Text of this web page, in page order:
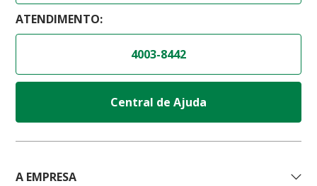
ATENDIMENTO:
4003-8442
Central de Ajuda
A EMPRESA